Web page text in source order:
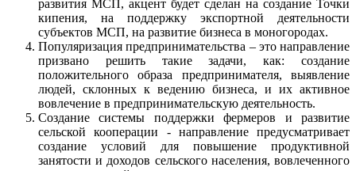
развития МСП, акцент будет сделан на создание Точки
кипения, на поддержку экспортной деятельности
субъектов МСП, на развитие бизнеса в моногородах.
Популяризация предпринимательства – это направление
призвано решить такие задачи, как: создание
положительного образа предпринимателя, выявление
людей, склонных к ведению бизнеса, и их активное
вовлечение в предпринимательскую деятельность.
Создание системы поддержки фермеров и развитие
сельской кооперации - направление предусматривает
создание условий для повышение продуктивной
занятости и доходов сельского населения, вовлеченного